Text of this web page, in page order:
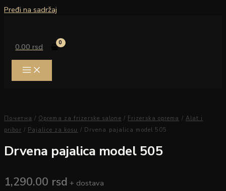
Pređi na sadržaj
0.00rsd
Почетна / Oprema za frizerske salone / Frizerska oprema / Alat i
pribor / Pajalice za kosu / Drvena pajalica model 505
Drvena pajalica model 505
1,290.00 rsd + dostava